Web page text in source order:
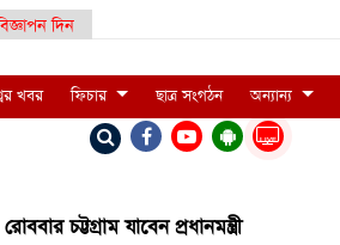
দিন
LIVE
খবর ফিচার ছাত্র সংগঠন অন্যান্য
রোববার চট্টগ্রাম যাবেন প্রধানমন্ত্রী